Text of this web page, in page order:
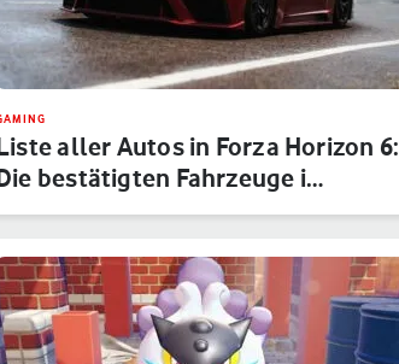
aller Autos in Forza Horizon 6:
bestätigten Fahrzeuge i…